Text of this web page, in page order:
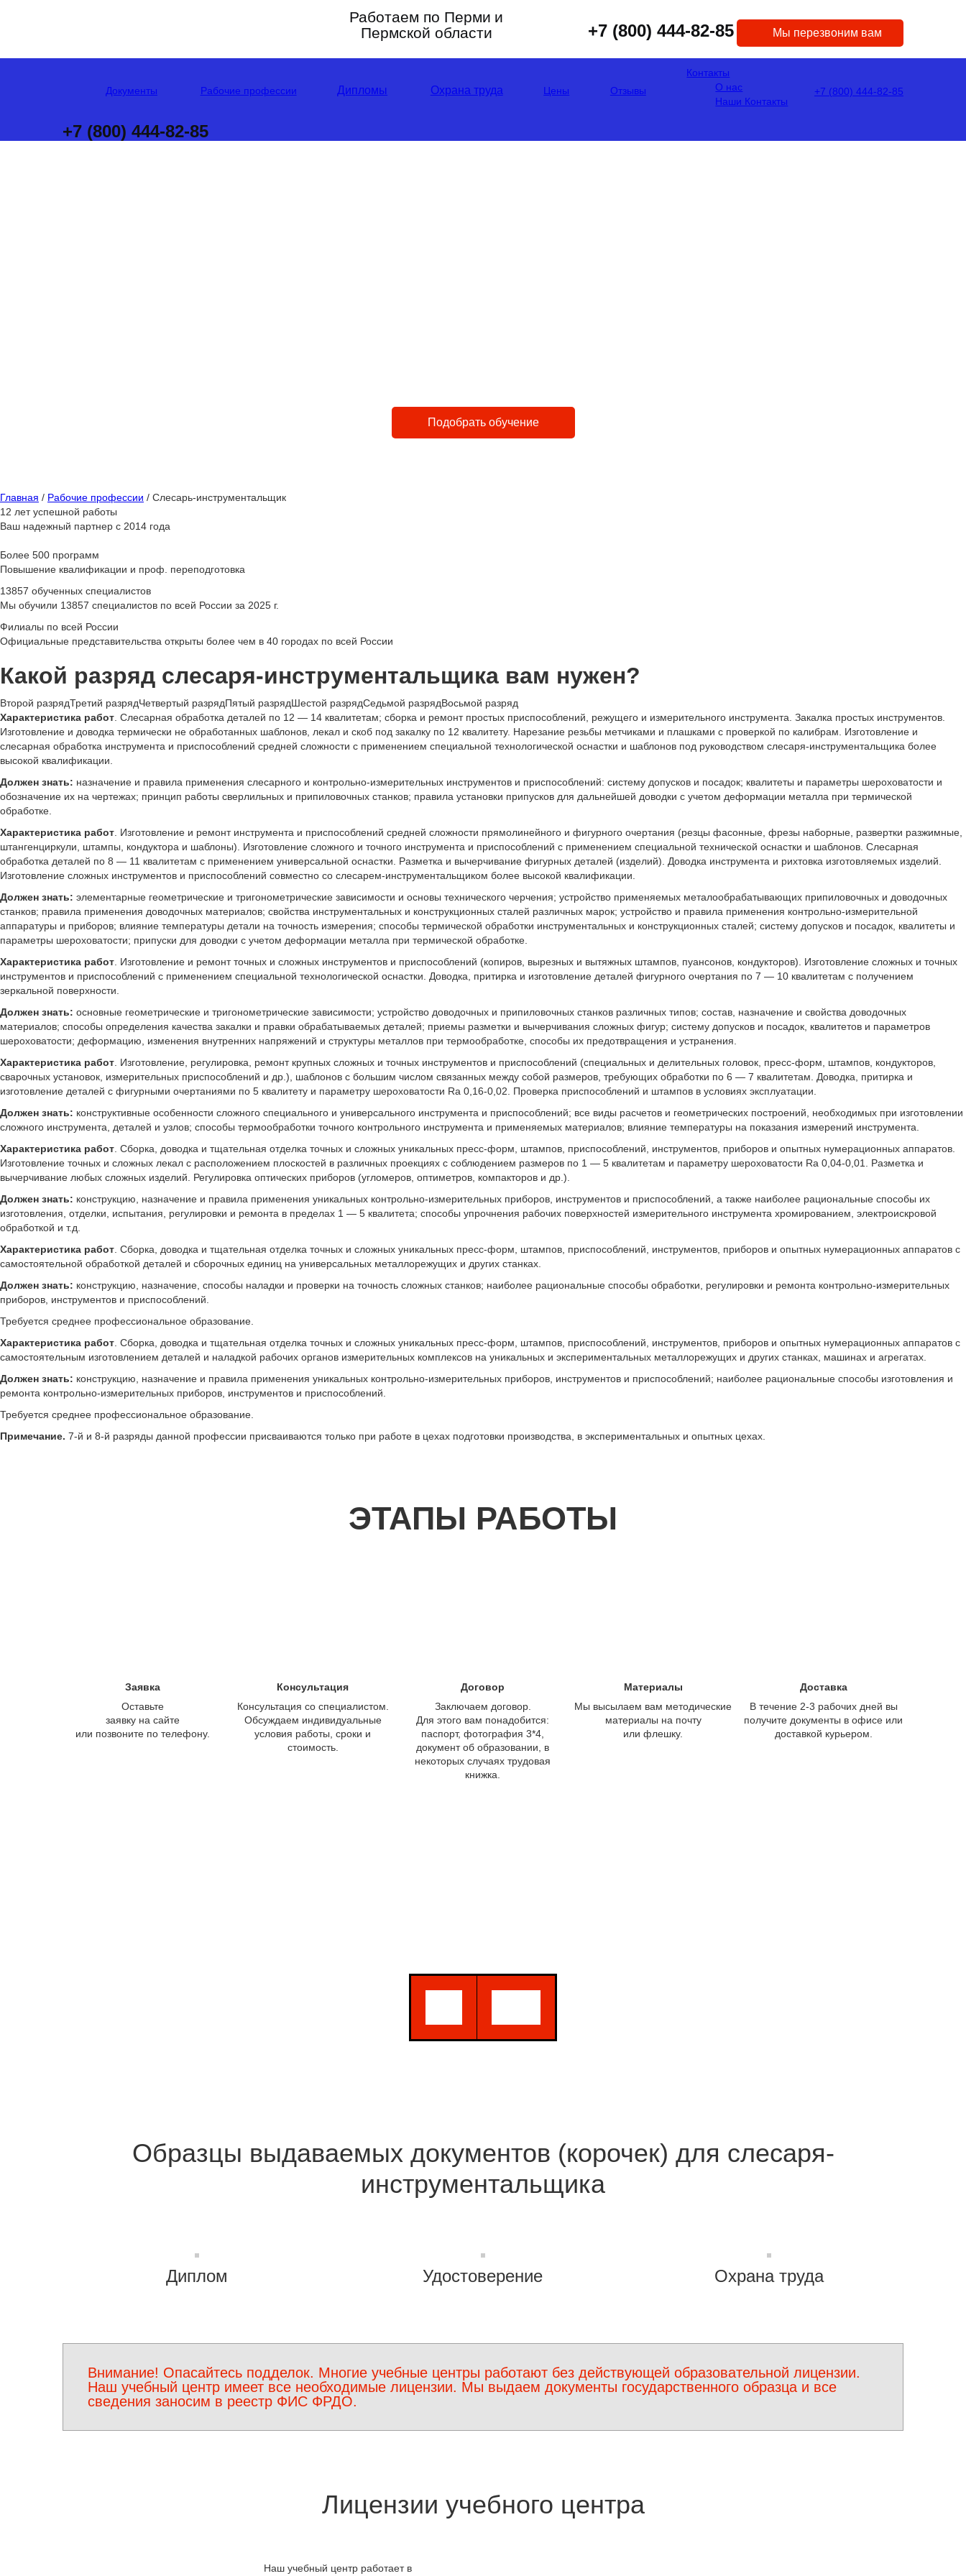
Работаем по Перми и
Пермской области
+7 (800) 444-82-85 Мы перезвоним вам
Документы Рабочие профессии Дипломы Охрана труда Цены Отзывы
Контакты
О нас
Наши Контакты
+7 (800) 444-82-85
+7 (800) 444-82-85
Подобрать обучение
Главная / Рабочие профессии / Слесарь-инструментальщик
12 лет успешной работы
Ваш надежный партнер с 2014 года
Более 500 программ
Повышение квалификации и проф. переподготовка
13857 обученных специалистов
Мы обучили 13857 специалистов по всей России за 2025 г.
Филиалы по всей России
Официальные представительства открыты более чем в 40 городах по всей России
Какой разряд слесаря-инструментальщика вам нужен?
Второй разрядТретий разрядЧетвертый разрядПятый разрядШестой разрядСедьмой разрядВосьмой разряд
Характеристика работ. Слесарная обработка деталей по 12 — 14 квалитетам; сборка и ремонт простых приспособлений, режущего и измерительного инструмента. Закалка простых инструментов.
Изготовление и доводка термически не обработанных шаблонов, лекал и скоб под закалку по 12 квалитету. Нарезание резьбы метчиками и плашками с проверкой по калибрам. Изготовление и
слесарная обработка инструмента и приспособлений средней сложности с применением специальной технологической оснастки и шаблонов под руководством слесаря-инструментальщика более
высокой квалификации.
Должен знать: назначение и правила применения слесарного и контрольно-измерительных инструментов и приспособлений: систему допусков и посадок; квалитеты и параметры шероховатости и
обозначение их на чертежах; принцип работы сверлильных и припиловочных станков; правила установки припусков для дальнейшей доводки с учетом деформации металла при термической
обработке.
Характеристика работ. Изготовление и ремонт инструмента и приспособлений средней сложности прямолинейного и фигурного очертания (резцы фасонные, фрезы наборные, развертки разжимные,
штангенциркули, штампы, кондуктора и шаблоны). Изготовление сложного и точного инструмента и приспособлений с применением специальной технической оснастки и шаблонов. Слесарная
обработка деталей по 8 — 11 квалитетам с применением универсальной оснастки. Разметка и вычерчивание фигурных деталей (изделий). Доводка инструмента и рихтовка изготовляемых изделий.
Изготовление сложных инструментов и приспособлений совместно со слесарем-инструментальщиком более высокой квалификации.
Должен знать: элементарные геометрические и тригонометрические зависимости и основы технического черчения; устройство применяемых металообрабатывающих припиловочных и доводочных
станков; правила применения доводочных материалов; свойства инструментальных и конструкционных сталей различных марок; устройство и правила применения контрольно-измерительной
аппаратуры и приборов; влияние температуры детали на точность измерения; способы термической обработки инструментальных и конструкционных сталей; систему допусков и посадок, квалитеты и
параметры шероховатости; припуски для доводки с учетом деформации металла при термической обработке.
Характеристика работ. Изготовление и ремонт точных и сложных инструментов и приспособлений (копиров, вырезных и вытяжных штампов, пуансонов, кондукторов). Изготовление сложных и точных
инструментов и приспособлений с применением специальной технологической оснастки. Доводка, притирка и изготовление деталей фигурного очертания по 7 — 10 квалитетам с получением
зеркальной поверхности.
Должен знать: основные геометрические и тригонометрические зависимости; устройство доводочных и припиловочных станков различных типов; состав, назначение и свойства доводочных
материалов; способы определения качества закалки и правки обрабатываемых деталей; приемы разметки и вычерчивания сложных фигур; систему допусков и посадок, квалитетов и параметров
шероховатости; деформацию, изменения внутренних напряжений и структуры металлов при термообработке, способы их предотвращения и устранения.
Характеристика работ. Изготовление, регулировка, ремонт крупных сложных и точных инструментов и приспособлений (специальных и делительных головок, пресс-форм, штампов, кондукторов,
сварочных установок, измерительных приспособлений и др.), шаблонов с большим числом связанных между собой размеров, требующих обработки по 6 — 7 квалитетам. Доводка, притирка и
изготовление деталей с фигурными очертаниями по 5 квалитету и параметру шероховатости Ra 0,16-0,02. Проверка приспособлений и штампов в условиях эксплуатации.
Должен знать: конструктивные особенности сложного специального и универсального инструмента и приспособлений; все виды расчетов и геометрических построений, необходимых при изготовлении
сложного инструмента, деталей и узлов; способы термообработки точного контрольного инструмента и применяемых материалов; влияние температуры на показания измерений инструмента.
Характеристика работ. Сборка, доводка и тщательная отделка точных и сложных уникальных пресс-форм, штампов, приспособлений, инструментов, приборов и опытных нумерационных аппаратов.
Изготовление точных и сложных лекал с расположением плоскостей в различных проекциях с соблюдением размеров по 1 — 5 квалитетам и параметру шероховатости Ra 0,04-0,01. Разметка и
вычерчивание любых сложных изделий. Регулировка оптических приборов (угломеров, оптиметров, компакторов и др.).
Должен знать: конструкцию, назначение и правила применения уникальных контрольно-измерительных приборов, инструментов и приспособлений, а также наиболее рациональные способы их
изготовления, отделки, испытания, регулировки и ремонта в пределах 1 — 5 квалитета; способы упрочнения рабочих поверхностей измерительного инструмента хромированием, электроискровой
обработкой и т.д.
Характеристика работ. Сборка, доводка и тщательная отделка точных и сложных уникальных пресс-форм, штампов, приспособлений, инструментов, приборов и опытных нумерационных аппаратов с
самостоятельной обработкой деталей и сборочных единиц на универсальных металлорежущих и других станках.
Должен знать: конструкцию, назначение, способы наладки и проверки на точность сложных станков; наиболее рациональные способы обработки, регулировки и ремонта контрольно-измерительных
приборов, инструментов и приспособлений.
Требуется среднее профессиональное образование.
Характеристика работ. Сборка, доводка и тщательная отделка точных и сложных уникальных пресс-форм, штампов, приспособлений, инструментов, приборов и опытных нумерационных аппаратов с
самостоятельным изготовлением деталей и наладкой рабочих органов измерительных комплексов на уникальных и экспериментальных металлорежущих и других станках, машинах и агрегатах.
Должен знать: конструкцию, назначение и правила применения уникальных контрольно-измерительных приборов, инструментов и приспособлений; наиболее рациональные способы изготовления и
ремонта контрольно-измерительных приборов, инструментов и приспособлений.
Требуется среднее профессиональное образование.
Примечание. 7-й и 8-й разряды данной профессии присваиваются только при работе в цехах подготовки производства, в экспериментальных и опытных цехах.
ЭТАПЫ РАБОТЫ
Заявка
Оставьте
заявку на сайте
или позвоните по телефону.
Консультация
Консультация со специалистом.
Обсуждаем индивидуальные
условия работы, сроки и
стоимость.
Договор
Заключаем договор.
Для этого вам понадобится:
паспорт, фотография 3*4,
документ об образовании, в
некоторых случаях трудовая
книжка.
Материалы
Мы высылаем вам методические
материалы на почту
или флешку.
Доставка
В течение 2-3 рабочих дней вы
получите документы в офисе или
доставкой курьером.
Образцы выдаваемых документов (корочек) для слесаря-
инструментальщика
Диплом Удостоверение Охрана труда
Внимание! Опасайтесь подделок. Многие учебные центры работают без действующей образовательной лицензии.
Наш учебный центр имеет все необходимые лицензии. Мы выдаем документы государственного образца и все
сведения заносим в реестр ФИС ФРДО.
Лицензии учебного центра
Наш учебный центр работает в